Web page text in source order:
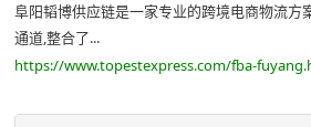
阜阳韬博供应链是一家专业的跨境电商物流方
通道,整合了...
https://www.topestexpress.com/fba-